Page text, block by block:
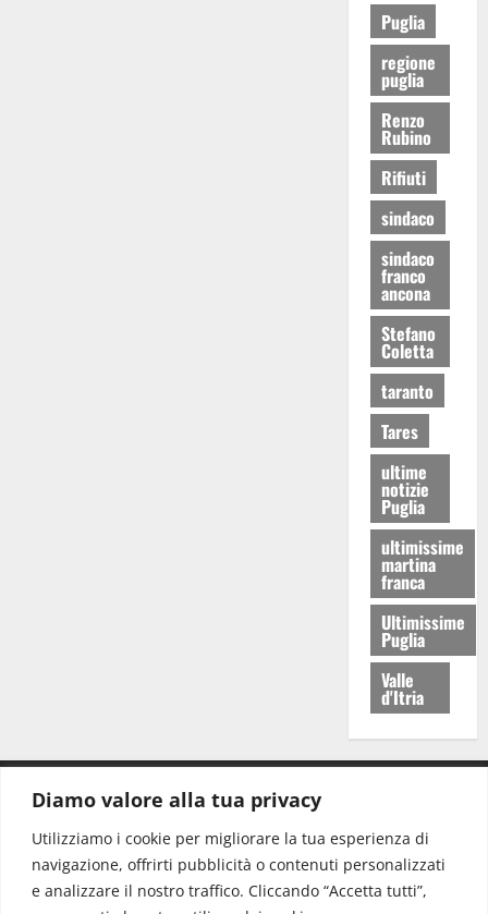
Diamo valore alla tua privacy
Utilizziamo i cookie per migliorare la tua esperienza di
navigazione, offrirti pubblicità o contenuti personalizzati
e analizzare il nostro traffico. Cliccando “Accetta tutti”,
Puglia
regione
puglia
Renzo
Rubino
Rifiuti
sindaco
sindaco
franco
ancona
Stefano
Coletta
taranto
Tares
ultime
notizie
Puglia
ultimissime
martina
franca
Ultimissime
Puglia
Valle
d'Itria
Redazione: redazione@www.martinasera.it
Direttore:direttore@www.martinasera.it